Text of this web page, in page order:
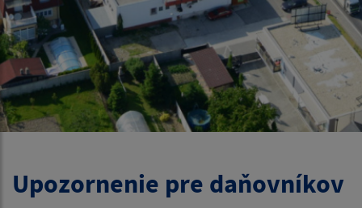
Upozornenie pre daňovníkov